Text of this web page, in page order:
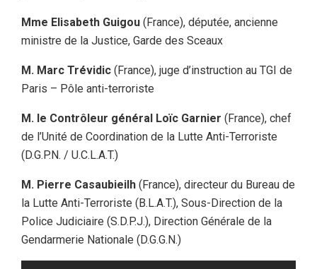
Mme Elisabeth Guigou (France), députée, ancienne
ministre de la Justice, Garde des Sceaux
M. Marc Trévidic (France), juge d’instruction au TGI de
Paris – Pôle anti-terroriste
M. le Contrôleur général Loïc Garnier (France), chef
de l’Unité de Coordination de la Lutte Anti-Terroriste
(D.G.P.N. / U.C.L.A.T.)
M. Pierre Casaubieilh (France), directeur du Bureau de
la Lutte Anti-Terroriste (B.L.A.T.), Sous-Direction de la
Police Judiciaire (S.D.P.J.), Direction Générale de la
Gendarmerie Nationale (D.G.G.N.)